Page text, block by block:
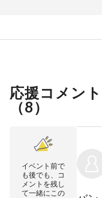
応援コメント
（8）
イベント前で
も後でも、コ
メントを残し
て一緒にこの